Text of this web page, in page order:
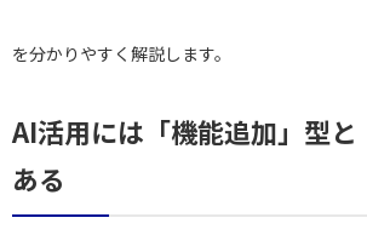
を分かりやすく解説します。
AI活用には「機能追加」型
ある